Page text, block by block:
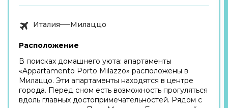
Италия Милаццо
Расположение
В поисках домашнего уюта: апартаменты
«Appartamento Porto Milazzo» расположены в
Милаццо. Эти апартаменты находятся в центре
города. Перед сном есть возможность прогуляться
вдоль главных достопримечательностей. Рядом с